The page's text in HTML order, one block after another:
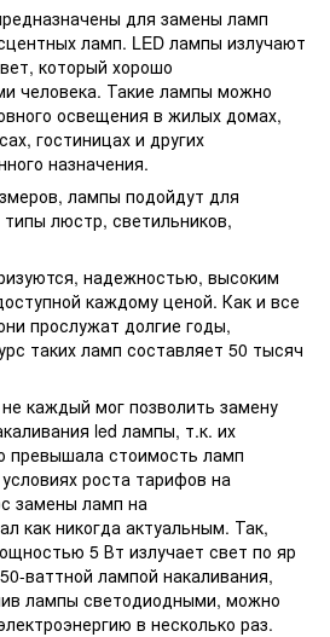
для замены ламп
ламп. LED лампы излучают
который хорошо
человека. Такие лампы можно
освещения в жилых домах,
гостиницах и других
назначения.
лампы подойдут для
люстр, светильников,
надежностью, высоким
каждому ценой. Как и все
прослужат долгие годы,
таких ламп составляет 50 тысяч
каждый мог позволить замену
led лампы, т.к. их
превышала стоимость ламп
роста тарифов на
замены ламп на
как никогда актуальным. Так,
5 Вт излучает свет по яр
ваттной лампой накаливания,
лампы светодиодными, можно
в несколько раз.